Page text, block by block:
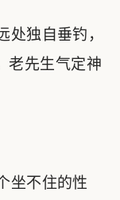
独自垂钓，
老先生气定神
坐不住的性